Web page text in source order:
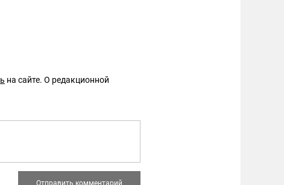
на сайте. О редакционной